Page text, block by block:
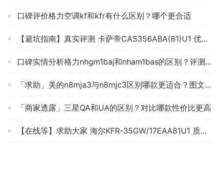
口碑评价格力空调kf和kfr有什么区别？哪个更合适
【避坑指南】真实评测 卡萨帝CAS356ABA(81)U1 优缺点，教你怎么样挑选质量好的空调 ！
口碑实情分析格力nhgm1baj和nham1bas的区别？评测质量好不好
「求助」美的n8mja3与n8mjc3区别哪款更适合？图文爆料分析
「商家透露」三星QA和UA的区别？对比哪款性价比更高
【在线等】求助大家 海尔KFR-35GW/17EAA81U1 质量好吗？空调 怎么样挑选适合自己的？